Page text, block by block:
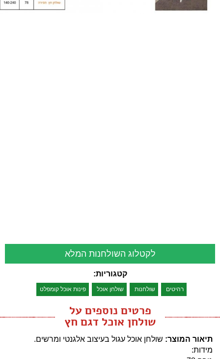
לקטלוג השולחנות המלא
קטגוריות:
רהיטים שולחנות שולחן אוכל פינות אוכל קומפלט
פרטים נוספים על
שולחן אוכל דגם חץ
תיאור המוצר: שולחן אוכל עגול בעיצוב אלגנטי ומרשים.
מידות: